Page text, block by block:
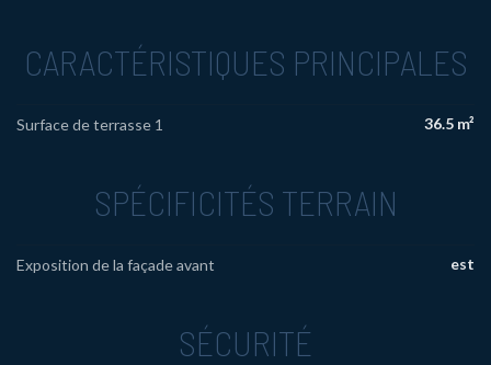
CARACTÉRISTIQUES PRINCIPALES
Surface de terrasse 1 36.5 m²
SPÉCIFICITÉS TERRAIN
Exposition de la façade avant est
SÉCURITÉ